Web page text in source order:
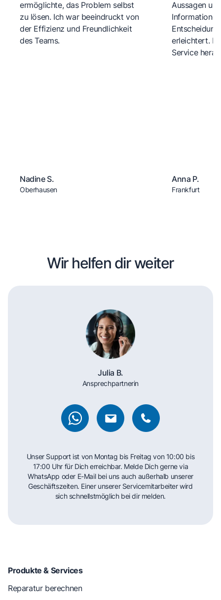
ermöglichte, das Problem selbst
zu lösen. Ich war beeindruckt von
der Effizienz und Freundlichkeit
des Teams.
Nadine S.
Oberhausen
Aussagen
erleichtert.
Service
Anna P.
Frankfurt
Wir helfen dir weiter
Julia B.
Ansprechpartnerin
Unser Support ist von Montag bis Freitag von 10:00 bis
17:00 Uhr für Dich erreichbar. Melde Dich gerne via
WhatsApp oder E-Mail bei uns auch außerhalb unserer
Geschäftszeiten. Einer unserer Servicemitarbeiter wird
sich schnellstmöglich bei dir melden.
Produkte & Services
Reparatur berechnen